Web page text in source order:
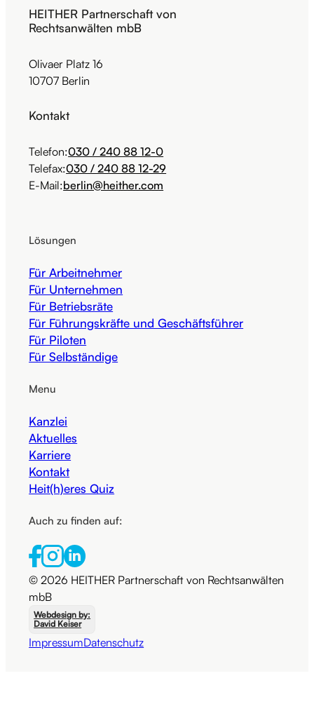
HEITHER Partnerschaft von
Rechtsanwälten mbB
Olivaer Platz 16
10707 Berlin
Kontakt
Telefon:030 / 240 88 12-0
Telefax:030 / 240 88 12-29
E-Mail:berlin@heither.com
Lösungen
Für Arbeitnehmer
Für Unternehmen
Für Betriebsräte
Für Führungskräfte und Geschäftsführer
Für Piloten
Für Selbständige
Menu
Kanzlei
Aktuelles
Karriere
Kontakt
Heit(h)eres Quiz
Auch zu finden auf:
© 2026 HEITHER Partnerschaft von Rechtsanwälten
mbB
ImpressumDatenschutz
Webdesign by:
David Keiser